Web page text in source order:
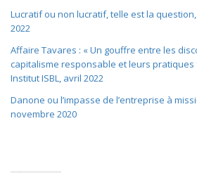
Lucratif ou non lucratif, telle est la
2022
Affaire Tavares : « Un gouffre entre les
capitalisme responsable et leurs pratiques
Institut ISBL, avril 2022
Danone ou l’impasse de l’entreprise à
novembre 2020